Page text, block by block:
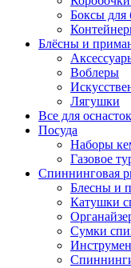
Боксы для
Блёсны и
Воблеры
Лягушки
Все для оснасток
Посуда
Наборы
Газовое
Спиннинговая
Блесны и
Катушки
Сумки